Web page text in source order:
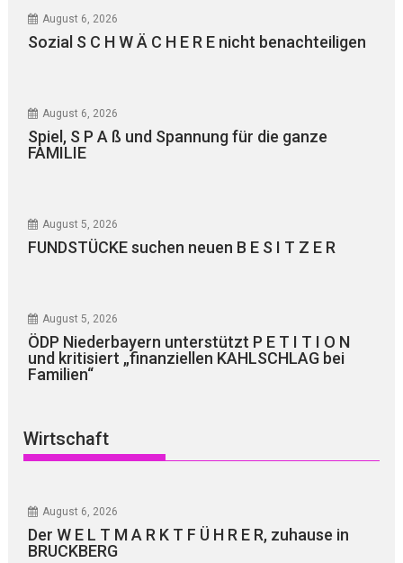
August 6, 2026
Sozial S C H W Ä C H E R E nicht benachteiligen
August 6, 2026
Spiel, S P A ß und Spannung für die ganze
FAMILIE
August 5, 2026
FUNDSTÜCKE suchen neuen B E S I T Z E R
August 5, 2026
ÖDP Niederbayern unterstützt P E T I T I O N
und kritisiert „finanziellen KAHLSCHLAG bei
Familien“
Wirtschaft
August 6, 2026
Der W E L T M A R K T F Ü H R E R, zuhause in
BRUCKBERG